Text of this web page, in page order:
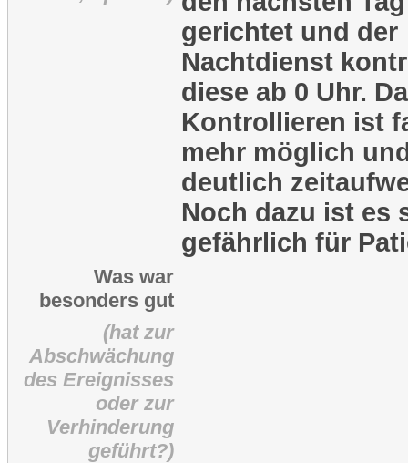
gerichtet und der
Nachtdienst
diese ab 0 Uhr.
Kontrollieren ist
mehr möglich
deutlich
Noch dazu ist es
gefährlich für
Was war
besonders gut
(hat zur
Abschwächung
des Ereignisses
oder zur
Verhinderung
geführt?)